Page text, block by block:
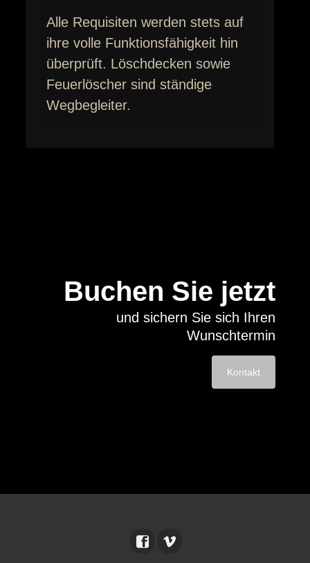
Alle Requisiten werden stets auf
ihre volle Funktionsfähigkeit hin
überprüft. Löschdecken sowie
Feuerlöscher sind ständige
Wegbegleiter.
Buchen Sie jetzt
und sichern Sie sich Ihren
Wunschtermin
Kontakt